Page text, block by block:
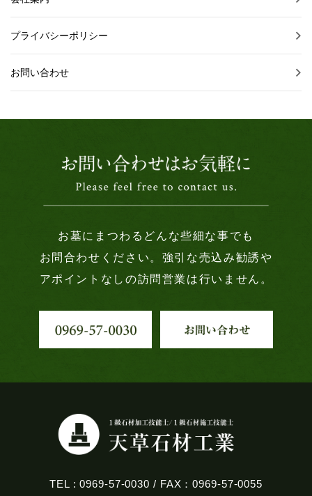
プライバシーポリシー
お問い合わせ
お墓にまつわるどんな些細な事でも
お問合わせください。強引な売込み勧誘や
アポイントなしの訪問営業は行いません。
TEL : 0969-57-0030 / FAX：0969-57-0055